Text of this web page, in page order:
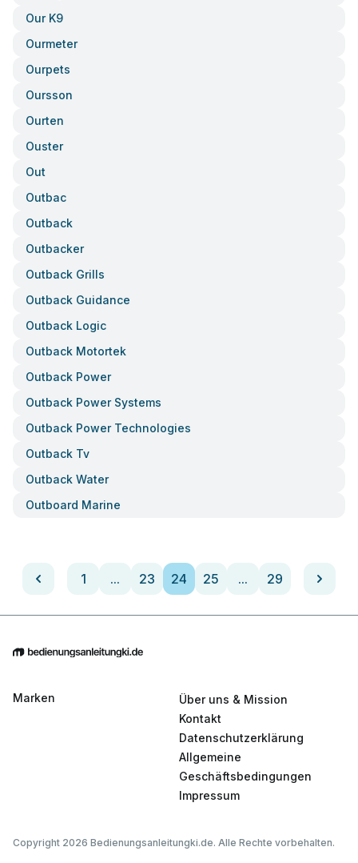
Our K9
Ourmeter
Ourpets
Oursson
Ourten
Ouster
Out
Outbac
Outback
Outbacker
Outback Grills
Outback Guidance
Outback Logic
Outback Motortek
Outback Power
Outback Power Systems
Outback Power Technologies
Outback Tv
Outback Water
Outboard Marine
1 ... 23 24 25 ... 29
Marken
Über uns & Mission
Kontakt
Datenschutzerklärung
Allgemeine
Geschäftsbedingungen
Impressum
Copyright 2026 Bedienungsanleitungki.de. Alle Rechte vorbehalten.